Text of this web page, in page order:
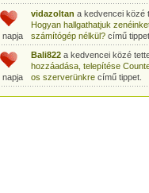
napja
vidazoltan a kedvencei közé
Hogyan hallgathatjuk
számítógép nélkül?című tippet.
napja
Bali822a kedvencei közé
hozzáadása, telepítése
os szerverünkrecímű tippet.
Peter80a kedvencei közé